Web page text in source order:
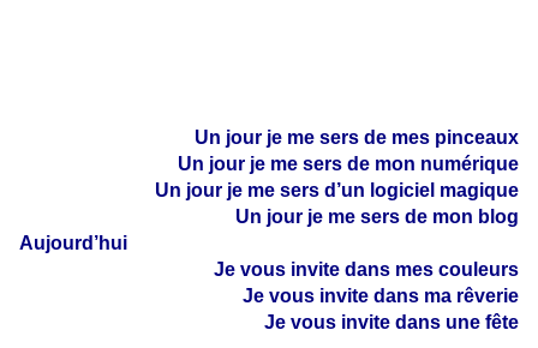
Un jour je me sers de mes pinceaux
Un jour je me sers de mon numérique
Un jour je me sers d’un logiciel magique
Un jour je me sers de mon blog
Aujourd’hui
Je vous invite dans mes couleurs
Je vous invite dans ma rêverie
Je vous invite dans une fête